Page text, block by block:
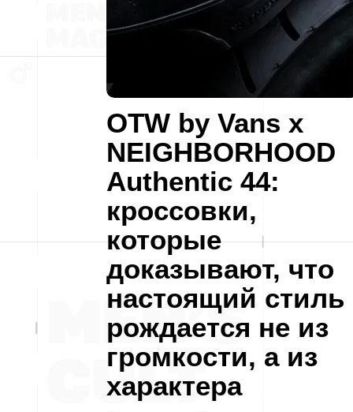
OTW by Vans x
NEIGHBORHOOD
Authentic 44:
кроссовки,
которые
доказывают, что
настоящий стиль
рождается не из
громкости, а из
характера